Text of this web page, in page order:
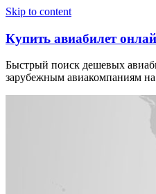
Skip to content
Купить авиабилет
Быстрый поиск дешевых
зарубежным авиакомпаниям